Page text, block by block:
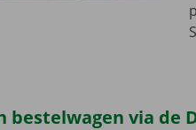
bestelwagen via de